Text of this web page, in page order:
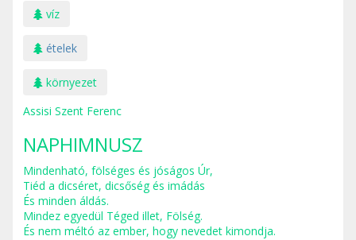
víz
ételek
környezet
Assisi Szent Ferenc
NAPHIMNUSZ
Mindenható, fölséges és jóságos Úr,
Tiéd a dicséret, dicsőség és imádás
És minden áldás.
Mindez egyedül Téged illet, Fölség.
És nem méltó az ember, hogy nevedet kimondja.